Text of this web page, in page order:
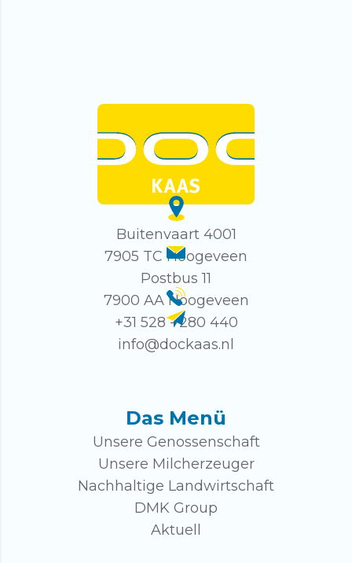
Buitenvaart 4001
7905 TC Hoogeveen
Postbus 11
7900 AA Hoogeveen
+31 528 - 280 440
info@dockaas.nl
Das Menü
Unsere Genossenschaft
Unsere Milcherzeuger
Nachhaltige Landwirtschaft
DMK Group
Aktuell